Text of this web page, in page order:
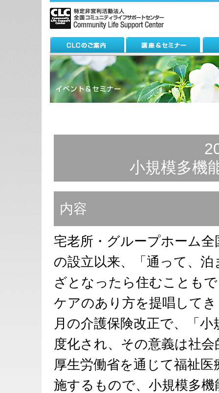
小規模多機
内容
宅老所・グループホーム
の設立以来、「通って、
ざとなったら住むことも
ケアのあり方を提唱して
月の介護保険改正で、「
度化され、その意義は社
厚生労働省を通じて福祉
施するもので、小規模多